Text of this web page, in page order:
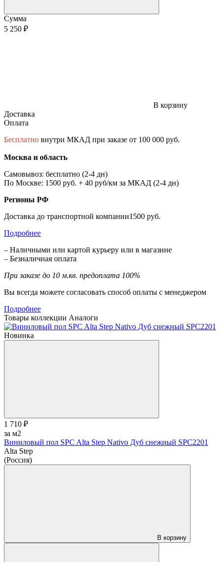
Сумма
5 250 ₽
В корзину
Доставка
Оплата
Бесплатно внутри МКАД при заказе от 100 000 руб.
Москва и область
Самовывоз: бесплатно (2-4 дн)
По Москве: 1500 руб. + 40 руб/км за МКАД (2-4 дн)
Регионы РФ
Доставка до транспортной компании1500 руб.
Подробнее
– Наличными или картой курьеру или в магазине
– Безналичная оплата
При заказе до 10 м.кв. предоплата 100%
Вы всегда можете согласовать способ оплаты с менеджером
Подробнее
Товары коллекции Аналоги
Новинка
1 710 ₽
за м2
Виниловый пол SPC Alta Step Nativo Дуб снежный SPC2201
Alta Step
(Россия)
В корзину